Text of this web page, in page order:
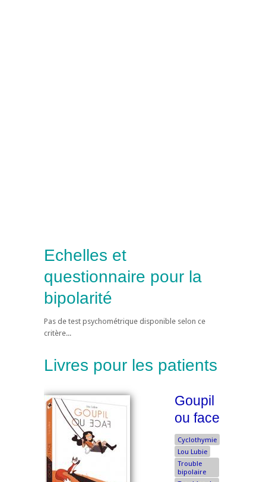
Echelles et
questionnaire pour la
bipolarité
Pas de test psychométrique disponible selon ce
critère...
Livres pour les patients
Goupil
ou face
Cyclothymie
Lou Lubie
Trouble
bipolaire